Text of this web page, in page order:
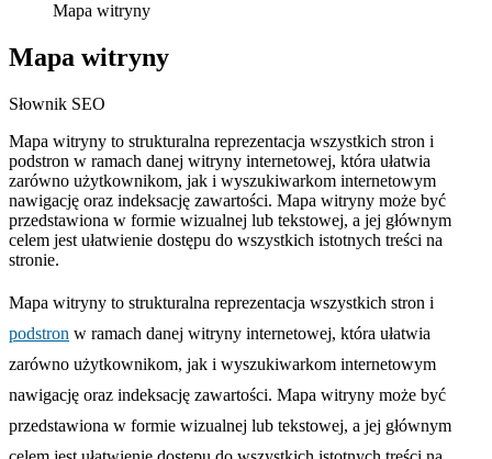
Mapa witryny
Mapa witryny
Słownik SEO
Mapa witryny to strukturalna reprezentacja wszystkich stron i
podstron w ramach danej witryny internetowej, która ułatwia
zarówno użytkownikom, jak i wyszukiwarkom internetowym
nawigację oraz indeksację zawartości. Mapa witryny może być
przedstawiona w formie wizualnej lub tekstowej, a jej głównym
celem jest ułatwienie dostępu do wszystkich istotnych treści na
stronie.
Mapa witryny to strukturalna reprezentacja wszystkich stron i
podstron w ramach danej witryny internetowej, która ułatwia
zarówno użytkownikom, jak i wyszukiwarkom internetowym
nawigację oraz indeksację zawartości. Mapa witryny może być
przedstawiona w formie wizualnej lub tekstowej, a jej głównym